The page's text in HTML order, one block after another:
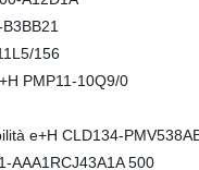
156
PMP11-10Q9/0
e+H CLD134-
AAA1RCJ43A1A 500